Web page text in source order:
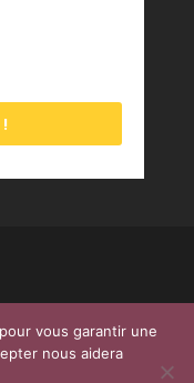
de
vous garantir une
nous aidera